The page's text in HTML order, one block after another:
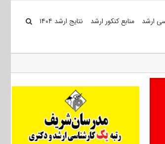
ارشد منابع کنکور ارشد نتایج ارشد ۱۴۰۴